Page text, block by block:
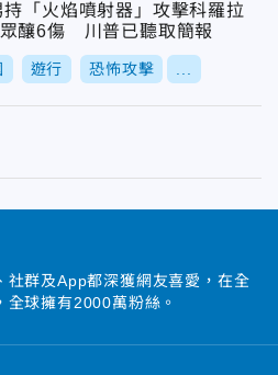
持「火焰噴射器」攻擊科羅拉
釀6傷 川普已聽取簡報
遊行 恐怖攻擊
社群及App都深獲網友喜愛，在全
全球擁有2000萬粉絲。